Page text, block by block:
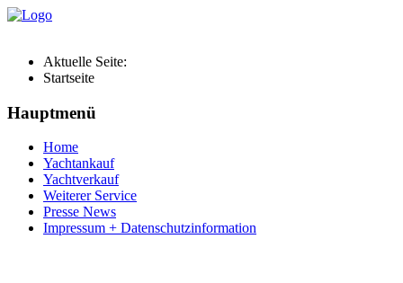
Aktuelle Seite:
Startseite
Hauptmenü
Home
Yachtankauf
Yachtverkauf
Weiterer Service
Presse News
Impressum + Datenschutzinformation